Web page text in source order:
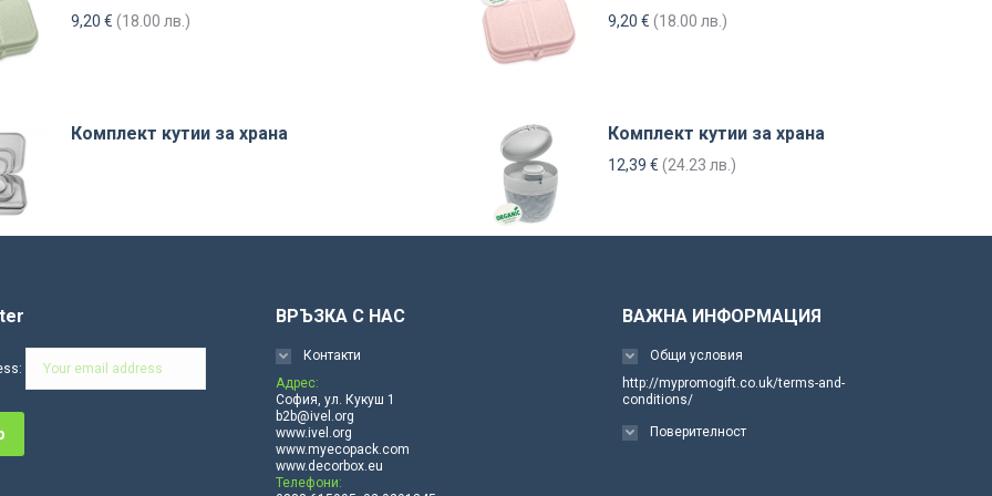
9,20 € (18.00 лв.) 9,20 € (18.00 лв.)
Комплект кутии за храна Комплект кутии за храна
12,39 € (24.23 лв.)
ВРЪЗКА С НАС
Контакти
Адрес:
София, ул. Кукуш 1
b2b@ivel.org
www.ivel.org
www.myecopack.com
www.decorbox.eu
Телефони:
ВАЖНА ИНФОРМАЦИЯ
Общи условия
http://mypromogift.co.uk/terms-and-
conditions/
Поверителност